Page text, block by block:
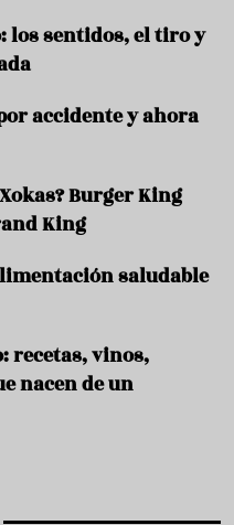
los sentidos, el tiro y
accidente y ahora
Burger King
King
saludable
recetas, vinos,
nacen de un